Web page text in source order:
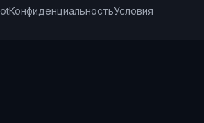
КонфиденциальностьУсловия